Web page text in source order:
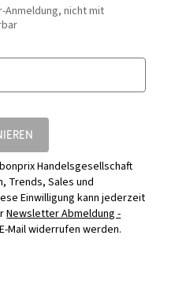
Anmeldung, nicht mit
Handelsgesellschaft
Trends, Sales und
Einwilligung kann jederzeit
Newsletter Abmeldung -
Mail widerrufen werden.